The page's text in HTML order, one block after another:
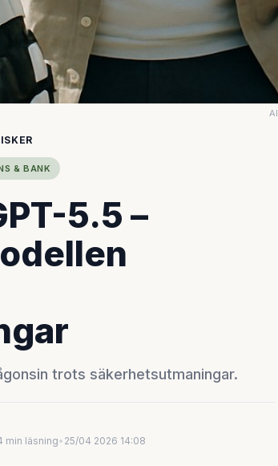
& BANK
5.5 –
trots säkerhetsutmaningar.
min läsning• 25/04 2026 14:08